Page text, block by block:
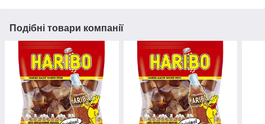
Подібні товари компанії